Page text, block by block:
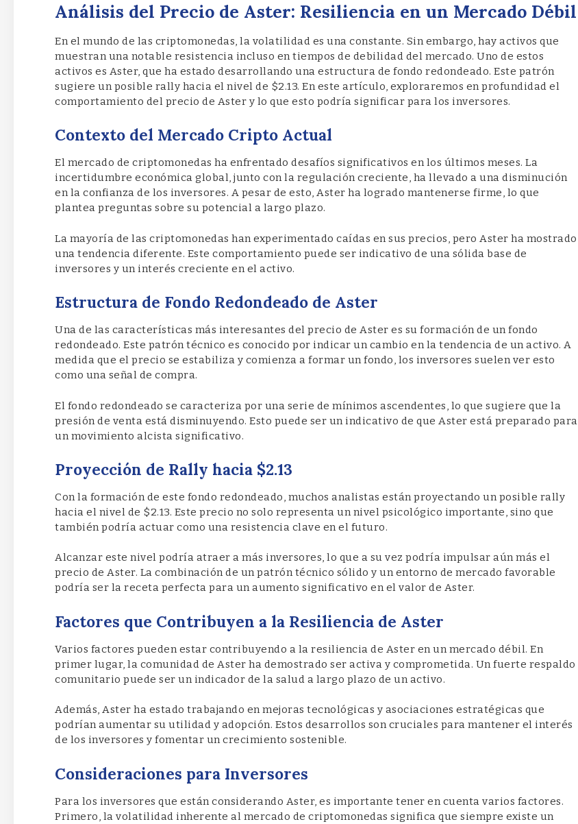
Análisis del Precio de Aster: Resiliencia en un Mercado Débil
En el mundo de las criptomonedas, la volatilidad es una constante. Sin embargo, hay activos que
muestran una notable resistencia incluso en tiempos de debilidad del mercado. Uno de estos
activos es Aster, que ha estado desarrollando una estructura de fondo redondeado. Este patrón
sugiere un posible rally hacia el nivel de $2.13. En este artículo, exploraremos en profundidad el
comportamiento del precio de Aster y lo que esto podría significar para los inversores.
Contexto del Mercado Cripto Actual
El mercado de criptomonedas ha enfrentado desafíos significativos en los últimos meses. La
incertidumbre económica global, junto con la regulación creciente, ha llevado a una disminución
en la confianza de los inversores. A pesar de esto, Aster ha logrado mantenerse firme, lo que
plantea preguntas sobre su potencial a largo plazo.
La mayoría de las criptomonedas han experimentado caídas en sus precios, pero Aster ha mostrado
una tendencia diferente. Este comportamiento puede ser indicativo de una sólida base de
inversores y un interés creciente en el activo.
Estructura de Fondo Redondeado de Aster
Una de las características más interesantes del precio de Aster es su formación de un fondo
redondeado. Este patrón técnico es conocido por indicar un cambio en la tendencia de un activo. A
medida que el precio se estabiliza y comienza a formar un fondo, los inversores suelen ver esto
como una señal de compra.
El fondo redondeado se caracteriza por una serie de mínimos ascendentes, lo que sugiere que la
presión de venta está disminuyendo. Esto puede ser un indicativo de que Aster está preparado para
un movimiento alcista significativo.
Proyección de Rally hacia $2.13
Con la formación de este fondo redondeado, muchos analistas están proyectando un posible rally
hacia el nivel de $2.13. Este precio no solo representa un nivel psicológico importante, sino que
también podría actuar como una resistencia clave en el futuro.
Alcanzar este nivel podría atraer a más inversores, lo que a su vez podría impulsar aún más el
precio de Aster. La combinación de un patrón técnico sólido y un entorno de mercado favorable
podría ser la receta perfecta para un aumento significativo en el valor de Aster.
Factores que Contribuyen a la Resiliencia de Aster
Varios factores pueden estar contribuyendo a la resiliencia de Aster en un mercado débil. En
primer lugar, la comunidad de Aster ha demostrado ser activa y comprometida. Un fuerte respaldo
comunitario puede ser un indicador de la salud a largo plazo de un activo.
Además, Aster ha estado trabajando en mejoras tecnológicas y asociaciones estratégicas que
podrían aumentar su utilidad y adopción. Estos desarrollos son cruciales para mantener el interés
de los inversores y fomentar un crecimiento sostenible.
Consideraciones para Inversores
Para los inversores que están considerando Aster, es importante tener en cuenta varios factores.
Primero, la volatilidad inherente al mercado de criptomonedas significa que siempre existe un